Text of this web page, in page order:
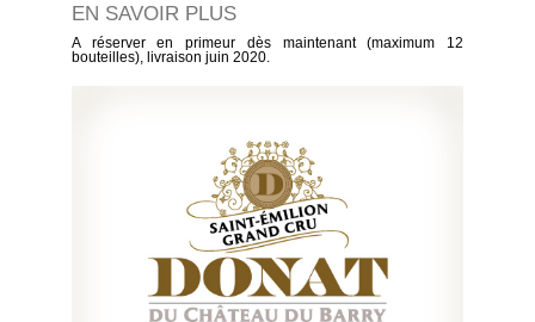
EN SAVOIR PLUS
A réserver en primeur dès maintenant (maximum 12
bouteilles), livraison juin 2020.